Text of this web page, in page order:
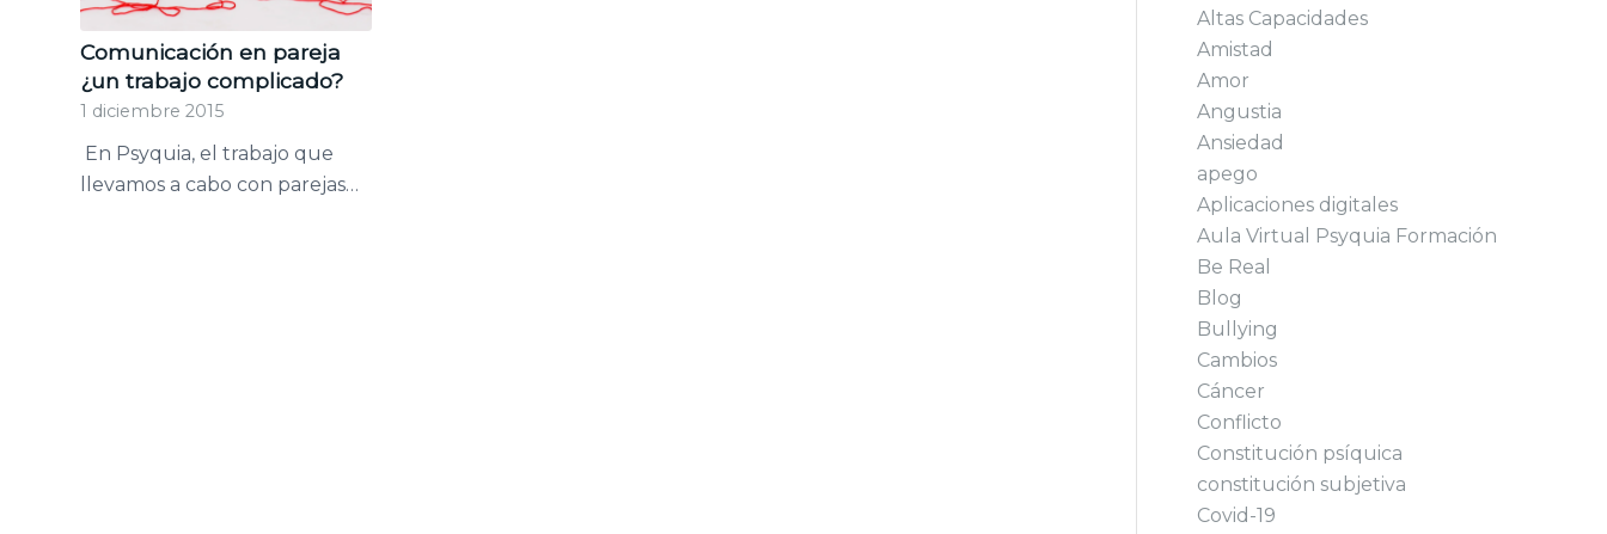
Comunicación en pareja
¿un trabajo complicado?
1 diciembre 2015
En Psyquia, el trabajo que
llevamos a cabo con parejas…
Altas Capacidades
Amistad
Amor
Angustia
Ansiedad
apego
Aplicaciones digitales
Aula Virtual Psyquia Formación
Be Real
Blog
Bullying
Cambios
Cáncer
Conflicto
Constitución psíquica
constitución subjetiva
Covid-19